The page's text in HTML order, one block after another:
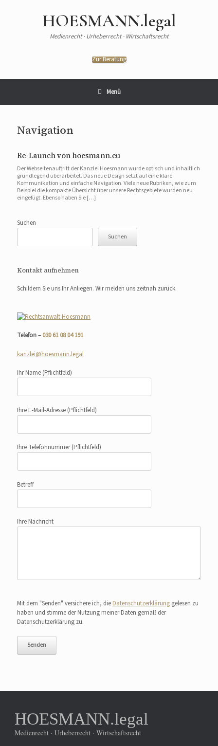
HOESMANN.legal
Medienrecht · Urheberrecht · Wirtschaftsrecht
Zur Beratung
Menü
Navigation
Re-Launch von hoesmann.eu
Der Webseitenauftritt der Kanzlei Hoesmann wurde optisch und inhaltlich
grundlegend überarbeitet. Das neue Design setzt auf eine klare
Kommunikation und einfache Navigation. Viele neue Rubriken, wie zum
Beispiel die kompakte Übersicht über unsere Rechtsgebiete wurden neu
eingefügt. Ebenso haben Sie […]
Suchen
Suchen
Kontakt aufnehmen
Schildern Sie uns Ihr Anliegen. Wir melden uns zeitnah zurück.
Telefon –030 61 08 04 191
kanzlei@hoesmann.legal
Ihr Name (Pflichtfeld)
Ihre E-Mail-Adresse (Pflichtfeld)
Ihre Telefonnummer(Pflichtfeld)
Betreff
Ihre Nachricht
Bitte lasse dieses Feld leer.
Mit dem "Senden" versichere ich, die Datenschutzerklärung gelesen zu
haben und stimme der Nutzung meiner Daten gemäß der
Datenschutzerklärung zu.
HOESMANN.legal
Medienrecht · Urheberrecht · Wirtschaftsrecht